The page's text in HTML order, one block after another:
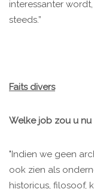
interessanter
steeds.”
Faits divers
Welke job zou u
"Indien we geen
ook zien als
historicus, filosoof,